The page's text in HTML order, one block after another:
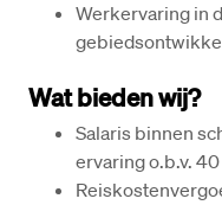
Werkervaring in
Wat bieden wij?
Salaris binnen
ervaring o.b.v.